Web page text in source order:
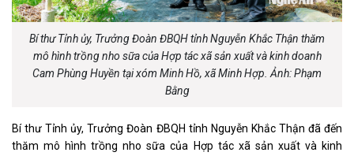
Bí thư Tỉnh ủy, Trưởng Đoàn ĐBQH tỉnh Nguyễn Khắc Thận thăm
mô hình trồng nho sữa của Hợp tác xã sản xuất và kinh doanh
Cam Phùng Huyền tại xóm Minh Hồ, xã Minh Hợp. Ảnh: Phạm
Bằng
Bí thư Tỉnh ủy, Trưởng Đoàn ĐBQH tỉnh Nguyễn Khắc Thận đã đến
thăm mô hình trồng nho sữa của Hợp tác xã sản xuất và kinh